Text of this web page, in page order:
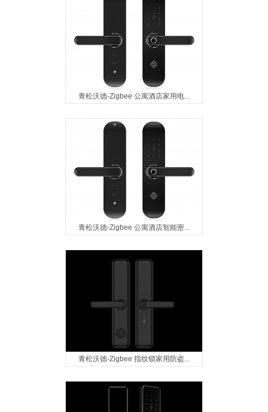
青松沃德-Zigbee 公寓酒店家用电...
青松沃德-Zigbee 公寓酒店智能密...
青松沃德-Zigbee 指纹锁家用防盗...